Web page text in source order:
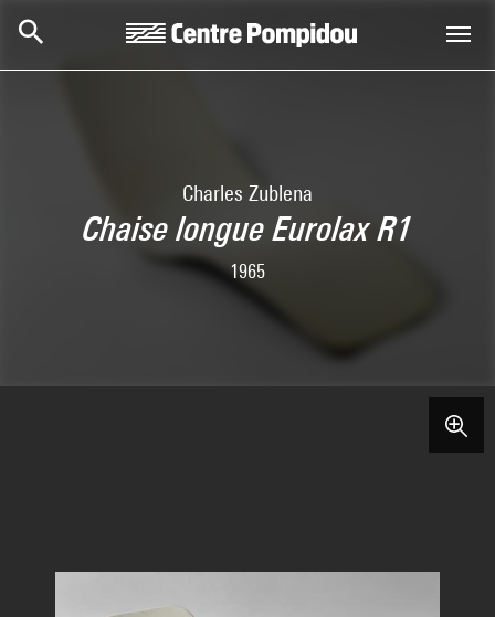
Charles Zublena
Chaise longue Eurolax R1
1965